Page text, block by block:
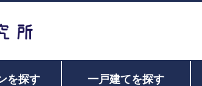
を探す 一戸建てを探す